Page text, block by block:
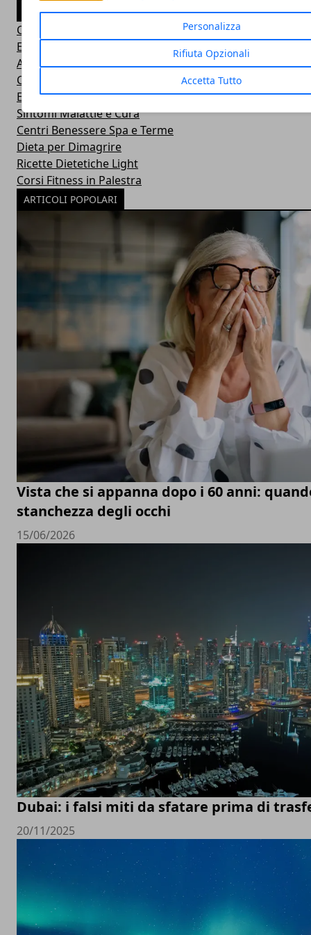
Personalizza
Rifiuta Opzionali
Accetta Tutto
CATEGORIE
Consigli Salute e Benessere
Eventi Sport-Salute-Benessere
Alimentazione e Salute
Consigli e Prodotti Bellezza
Esercizi Ginnastica in Casa
Sintomi Malattie e Cura
Centri Benessere Spa e Terme
Dieta per Dimagrire
Ricette Dietetiche Light
Corsi Fitness in Palestra
ARTICOLI POPOLARI
Vista che si appanna dopo i 60 anni:
stanchezza degli occhi
15/06/2026
Dubai: i falsi miti da sfatare prima di
20/11/2025